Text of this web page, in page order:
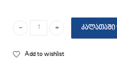
ᲙᲐᲚᲐᲗᲐᲨᲘ
Add to wishlist